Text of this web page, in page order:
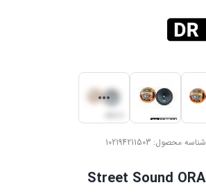
شناسه محصول:102194211503